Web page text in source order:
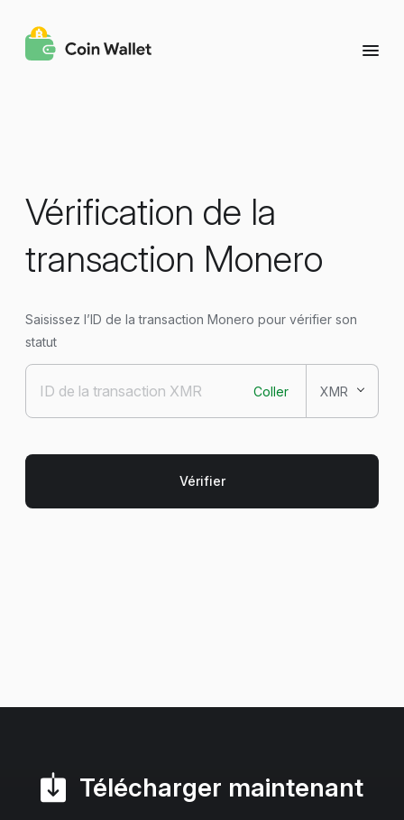
Vérification de la
transaction Monero
Saisissez l’ID de la transaction Monero pour vérifier son
statut
Coller XMR
Télécharger maintenant